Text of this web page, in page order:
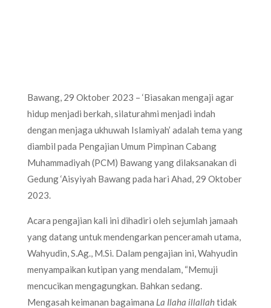
Bawang, 29 Oktober 2023 – ‘Biasakan mengaji agar
hidup menjadi berkah, silaturahmi menjadi indah
dengan menjaga ukhuwah Islamiyah’ adalah tema yang
diambil pada Pengajian Umum Pimpinan Cabang
Muhammadiyah (PCM) Bawang yang dilaksanakan di
Gedung ‘Aisyiyah Bawang pada hari Ahad, 29 Oktober
2023.
Acara pengajian kali ini dihadiri oleh sejumlah jamaah
yang datang untuk mendengarkan penceramah utama,
Wahyudin, S.Ag., M.Si. Dalam pengajian ini, Wahyudin
menyampaikan kutipan yang mendalam, “Memuji
mencucikan mengagungkan. Bahkan sedang.
Mengasah keimanan bagaimana La Ilaha illallahtidak